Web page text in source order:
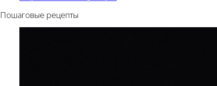
Пошаговые рецепты